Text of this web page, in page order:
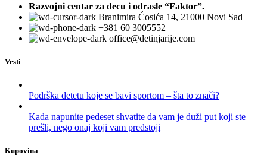
Razvojni centar za decu i odrasle “Faktor”.
Branimira Ćosića 14, 21000 Novi Sad
+381 60 3005552
office@detinjarije.com
Vesti
Podrška detetu koje se bavi sportom – šta to znači?
Kada napunite pedeset shvatite da vam je duži put koji ste
prešli, nego onaj koji vam predstoji
Kupovina